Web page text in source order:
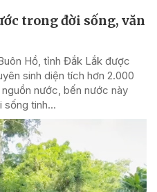
trong đời sống, văn
Hồ, tỉnh Đắk Lắk được
sinh diện tích hơn 2.000
nước, bến nước này
tinh...